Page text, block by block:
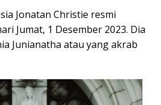
Jonatan Christie resmi
Jumat, 1 Desember 2023. Dia
Junianatha atau yang akrab